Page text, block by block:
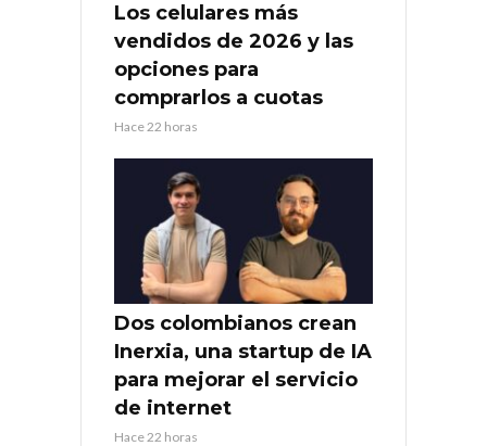
Los celulares más
vendidos de 2026 y las
opciones para
comprarlos a cuotas
Hace 22 horas
Dos colombianos crean
Inerxia, una startup de IA
para mejorar el servicio
de internet
Hace 22 horas